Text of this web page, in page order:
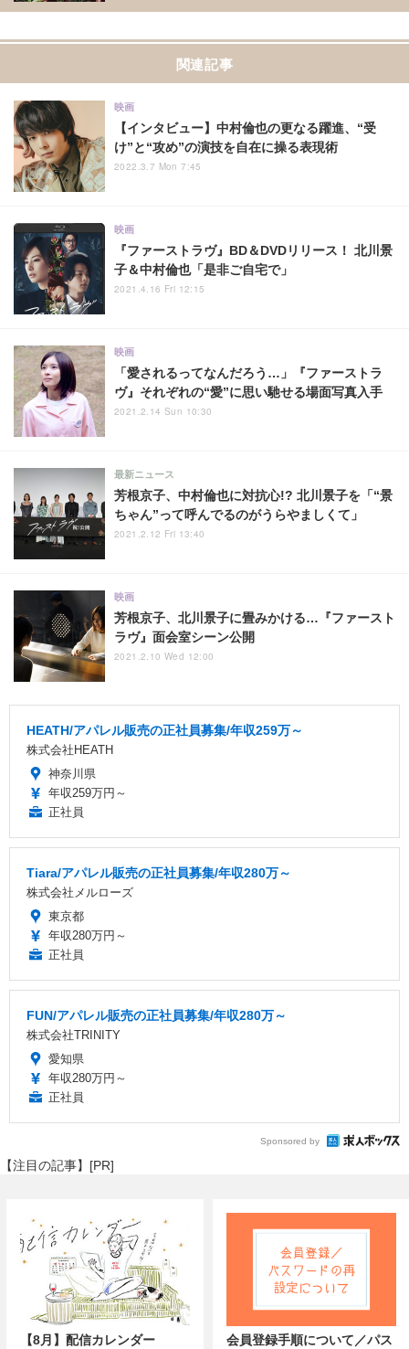
関連記事
【インタビュー】中村倫也の更なる躍進、“受
け”と“攻め”の演技を自在に操る表現術
映画
2022.3.7 Mon 7:45
『ファーストラヴ』BD＆DVDリリース！ 北川景
子＆中村倫也「是非ご自宅で」
映画
2021.4.16 Fri 12:15
「愛されるってなんだろう…」『ファーストラ
ヴ』それぞれの“愛”に思い馳せる場面写真入手
映画
2021.2.14 Sun 10:30
芳根京子、中村倫也に対抗心!? 北川景子を「“景
ちゃん”って呼んでるのがうらやましくて」
最新ニュース
2021.2.12 Fri 13:40
芳根京子、北川景子に畳みかける…『ファースト
ラヴ』面会室シーン公開
映画
2021.2.10 Wed 12:00
HEATH/アパレル販売の正社員募集/年収259万～
株式会社HEATH
神奈川県
年収259万円～
正社員
Tiara/アパレル販売の正社員募集/年収280万～
株式会社メルローズ
東京都
年収280万円～
正社員
FUN/アパレル販売の正社員募集/年収280万～
株式会社TRINITY
愛知県
年収280万円～
正社員
Sponsored by
【注目の記事】[PR]
【8月】配信カレンダー
会員登録手順について／パス